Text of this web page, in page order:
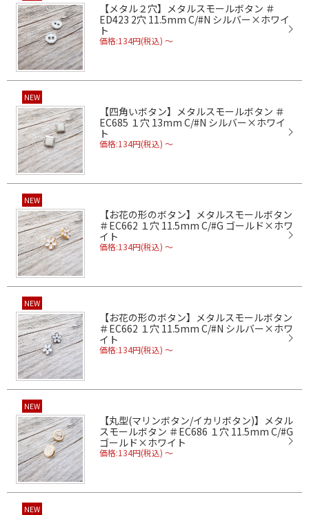
【メタル２穴】メタルスモールボタン ＃
ED423 2穴 11.5mm C/#N シルバー×ホワイ
ト
価格:134円(税込) ～
NEW
【四角いボタン】メタルスモールボタン ＃
EC685 １穴 13mm C/#N シルバー×ホワイ
ト
価格:134円(税込) ～
NEW
【お花の形のボタン】メタルスモールボタン
＃EC662 １穴 11.5mm C/#G ゴールド×ホワ
イト
価格:134円(税込) ～
NEW
【お花の形のボタン】メタルスモールボタン
＃EC662 １穴 11.5mm C/#N シルバー×ホワ
イト
価格:134円(税込) ～
NEW
【丸型(マリンボタン/イカリボタン)】メタル
スモールボタン ＃EC686 １穴 11.5mm C/#G
ゴールド×ホワイト
価格:134円(税込) ～
NEW